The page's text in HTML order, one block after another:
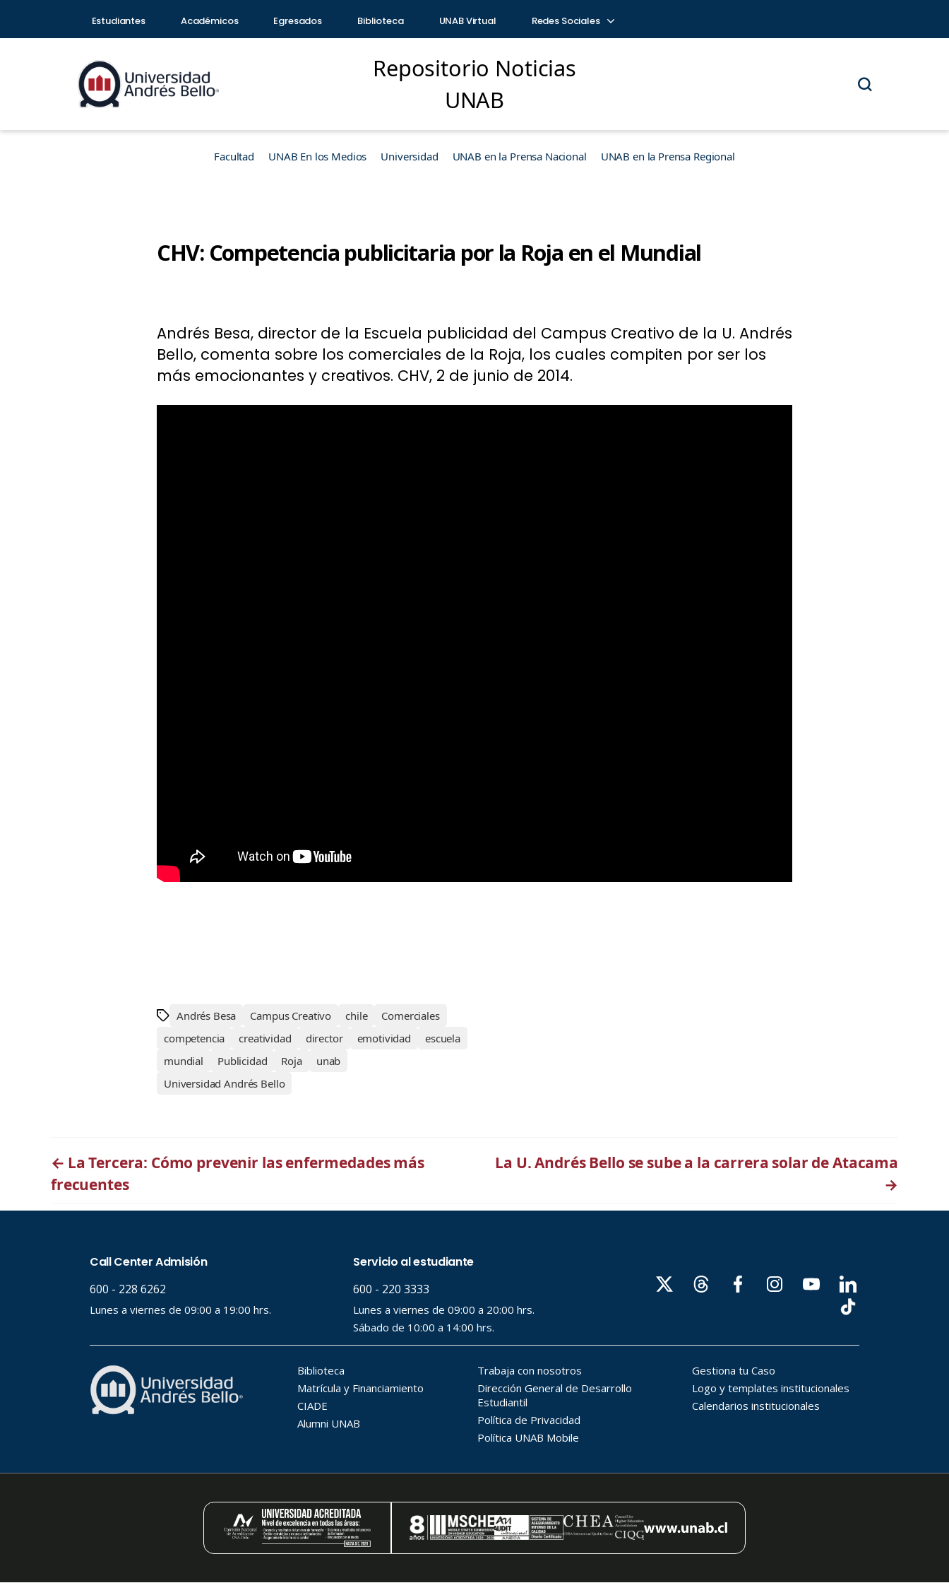
Estudiantes Académicos Egresados Biblioteca UNAB Virtual Redes Sociales
Repositorio Noticias
UNAB
Facultad UNAB En los Medios Universidad UNAB en la Prensa Nacional UNAB en la Prensa Regional
CHV: Competencia publicitaria por la Roja en el Mundial
Andrés Besa, director de la Escuela publicidad del Campus Creativo de la U. Andrés
Bello, comenta sobre los comerciales de la Roja, los cuales compiten por ser los
más emocionantes y creativos. CHV, 2 de junio de 2014.
Andrés Besa Campus Creativo chile
Comerciales
competencia
creatividad director emotividad
escuela
mundial
Publicidad Roja
unab
Universidad Andrés Bello
← La Tercera: Cómo prevenir las enfermedades más
frecuentes
La U. Andrés Bello se sube a la carrera solar de Atacama
→